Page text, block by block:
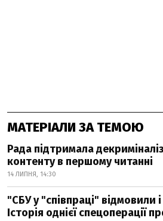
МАТЕРІАЛИ ЗА ТЕМОЮ
Рада підтримала
контенту в першому читанні
14 ЛИПНЯ, 14:30
"СБУ у "співпраці" відмовили
Історія однієї спецоперації